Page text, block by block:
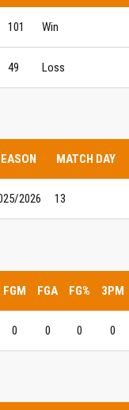
101 Win
49 Loss
MATCH DAY
2026 13
FGM FGA FG% 3PM
0 0 0 0